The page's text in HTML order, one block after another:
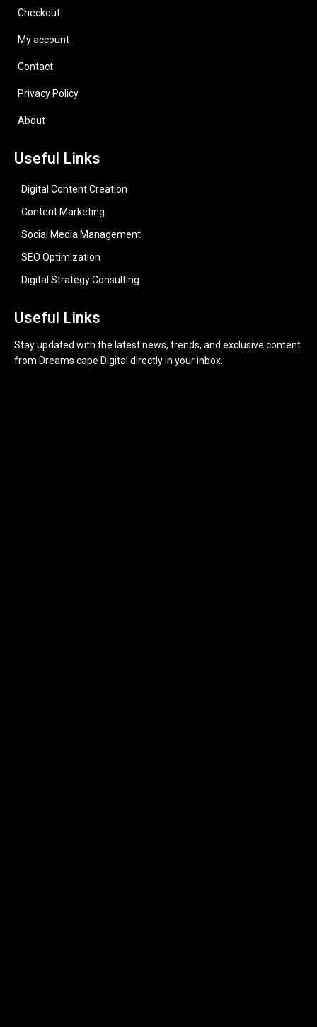
Checkout
My account
Contact
Privacy Policy
About
Useful Links
Digital Content Creation
Content Marketing
Social Media Management
SEO Optimization
Digital Strategy Consulting
Useful Links
Stay updated with the latest news, trends, and exclusive content
from Dreams cape Digital directly in your inbox.